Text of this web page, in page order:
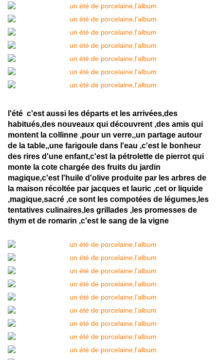
l'été c'est aussi les départs et les arrivées,des
habitués,des nouveaux qui découvrent ,des amis qui
montent la collinne ,pour un verre,,un partage autour
de la table,,une farigoule dans l'eau ,c'est le bonheur
des rires d'une enfant,c'est la pétrolette de pierrot qui
monte la cote chargée des fruits du jardin
magique,c'est l'huile d'olive produite par les arbres de
la maison récoltée par jacques et lauric ,cet or liquide
,magique,sacré ,ce sont les compotées de légumes,les
tentatives culinaires,les grillades ,les promesses de
thym et de romarin ,c'est le sang de la vigne